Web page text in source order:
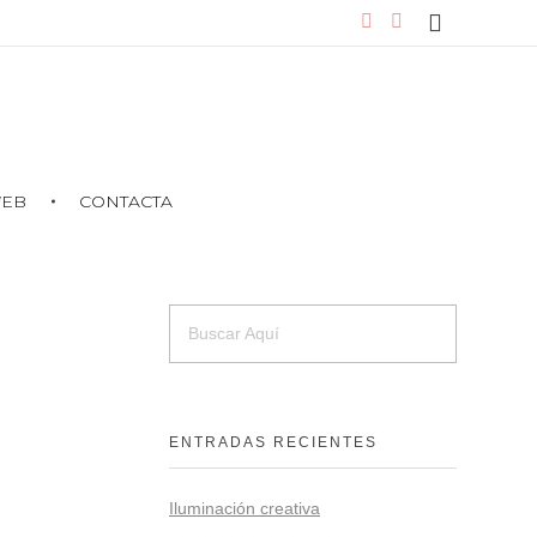
CONTACTA
ENTRADAS RECIENTES
Iluminación creativa